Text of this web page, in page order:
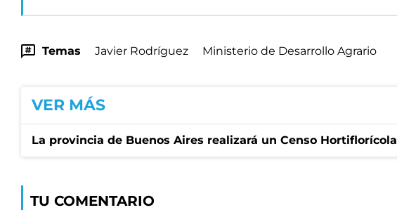
Temas Javier Rodríguez Ministerio de Desarrollo Agrario
VER MÁS
La provincia de Buenos Aires realizará un Censo Hortiflorícola
TU COMENTARIO